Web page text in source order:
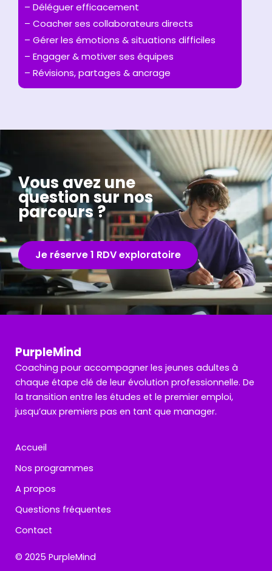
– Déléguer efficacement
– Coacher ses collaborateurs directs
– Gérer les émotions & situations difficiles
– Engager & motiver ses équipes
– Révisions, partages & ancrage
Vous avez une
question sur nos
parcours ?
Je réserve 1 RDV exploratoire
PurpleMind
Coaching pour accompagner les jeunes adultes à
chaque étape clé de leur évolution professionnelle. De
la transition entre les études et le premier emploi,
jusqu’aux premiers pas en tant que manager.
Accueil
Nos programmes
A propos
Questions fréquentes
Contact
© 2025 PurpleMind